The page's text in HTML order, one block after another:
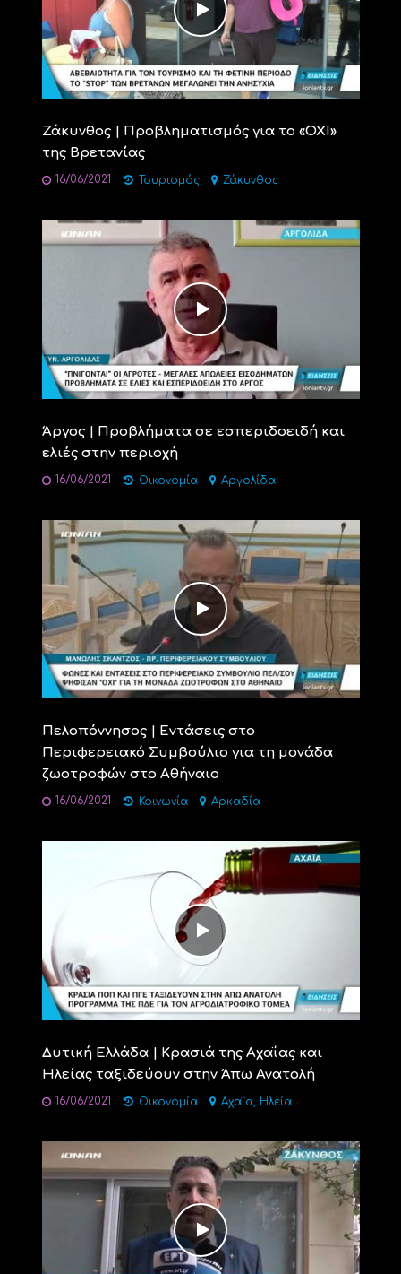
Ζάκυνθος | Προβληματισμός για το «OXI»
της Βρετανίας
16/06/2021 Τουρισμός Ζάκυνθος
Άργος | Προβλήματα σε εσπεριδοειδή και
ελιές στην περιοχή
16/06/2021 Οικονομία Αργολίδα
Πελοπόννησος | Εντάσεις στο
Περιφερειακό Συμβούλιο για τη μονάδα
ζωοτροφών στο Αθήναιο
16/06/2021 Κοινωνία Αρκαδία
Δυτική Ελλάδα | Κρασιά της Αχαΐας και
Ηλείας ταξιδεύουν στην Άπω Ανατολή
16/06/2021 Οικονομία Αχαΐα, Ηλεία